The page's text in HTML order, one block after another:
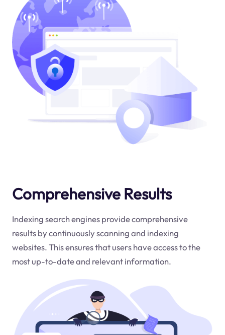
Comprehensive Results
Indexing search engines provide comprehensive
results by continuously scanning and indexing
websites. This ensures that users have access to the
most up-to-date and relevant information.